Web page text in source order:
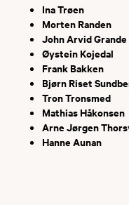
Ina Trøen
Morten Randen
John Arvid Grande
Øystein Kojedal
Frank Bakken
Bjørn Riset
Tron Tronsmed
Mathias Håkonsen
Arne Jørgen
Hanne Aunan